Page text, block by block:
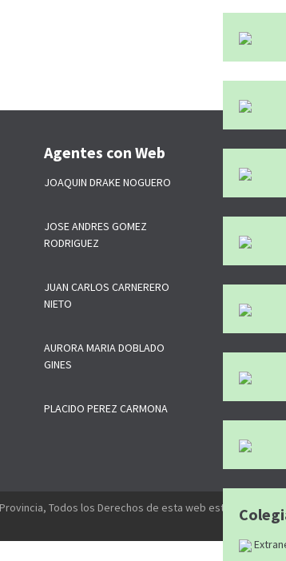
Agentes con Web
JOAQUIN DRAKE NOGUERO
JOSE ANDRES GOMEZ
RODRIGUEZ
JUAN CARLOS CARNERERO
NIETO
AURORA MARIA DOBLADO
GINES
PLACIDO PEREZ CARMONA
Todos los Derechos de esta web están reservados